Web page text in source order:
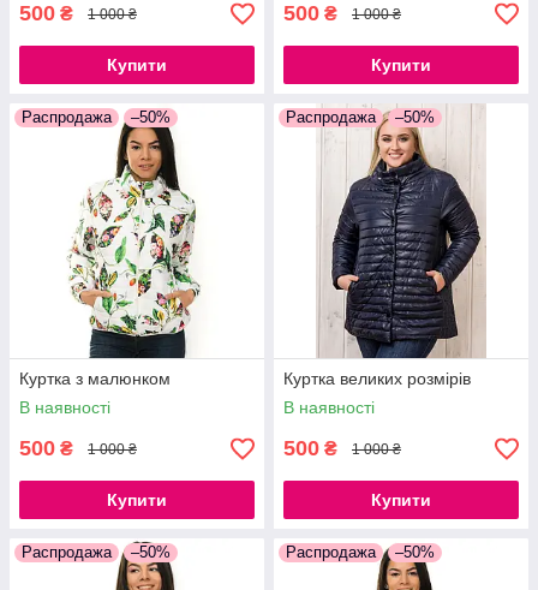
500 ₴ 1 000 ₴
Купити
500 ₴ 1 000 ₴
Купити
Распродажа –50%
Куртка з малюнком
В наявності
500 ₴ 1 000 ₴
Купити
Распродажа –50%
Куртка великих розмірів
В наявності
500 ₴ 1 000 ₴
Купити
Распродажа –50% Распродажа –50%